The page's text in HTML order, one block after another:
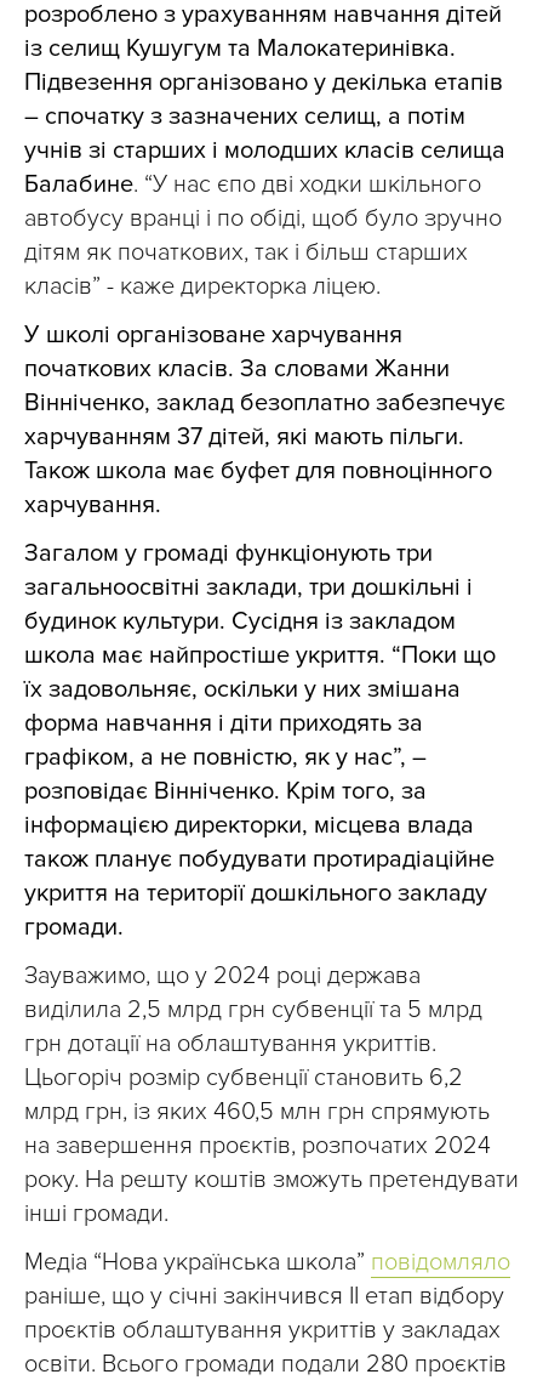
розроблено з урахуванням навчання дітей
із селищ Кушугум та Малокатеринівка.
Підвезення організовано у декілька етапів
– спочатку з зазначених селищ, а потім
учнів зі старших і молодших класів селища
Балабине. “У нас єпо дві ходки шкільного
автобусу вранці і по обіді, щоб було зручно
дітям як початкових, так і більш старших
класів” - каже директорка ліцею.
У школі організоване харчування
початкових класів. За словами Жанни
Вінніченко, заклад безоплатно забезпечує
харчуванням 37 дітей, які мають пільги.
Також школа має буфет для повноцінного
харчування.
Загалом у громаді функціонують три
загальноосвітні заклади, три дошкільні і
будинок культури. Сусідня із закладом
школа має найпростіше укриття. “Поки що
їх задовольняє, оскільки у них змішана
форма навчання і діти приходять за
графіком, а не повністю, як у нас”, –
розповідає Вінніченко. Крім того, за
інформацією директорки, місцева влада
також планує побудувати протирадіаційне
укриття на території дошкільного закладу
громади.
Зауважимо, що у 2024 році держава
виділила 2,5 млрд грн субвенції та 5 млрд
грн дотації на облаштування укриттів.
Цьогоріч розмір субвенції становить 6,2
млрд грн, із яких 460,5 млн грн спрямують
на завершення проєктів, розпочатих 2024
року. На решту коштів зможуть претендувати
інші громади.
Медіа “Нова українська школа” повідомляло
раніше, що у січні закінчився ІІ етап відбору
проєктів облаштування укриттів у закладах
освіти. Всього громади подали 280 проєктів